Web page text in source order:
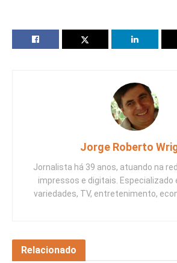
Jorge Roberto
Jornalista há 39 anos, atuando na
impressos e digitais. Especializado
variedades, TV, entretenimento,
Relacionado